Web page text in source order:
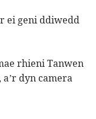
ei geni ddiwedd
rhieni Tanwen
dyn camera